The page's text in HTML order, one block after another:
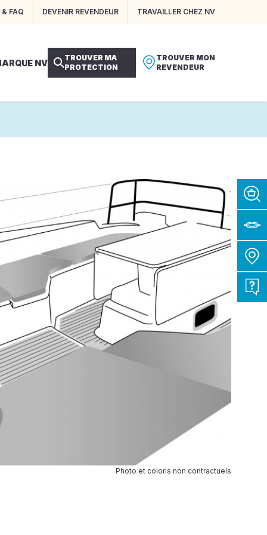
& FAQ DEVENIR REVENDEUR TRAVAILLER CHEZ NV
NV
TROUVER MA
PROTECTION
TROUVER MON
REVENDEUR
Photo et coloris non contractuels